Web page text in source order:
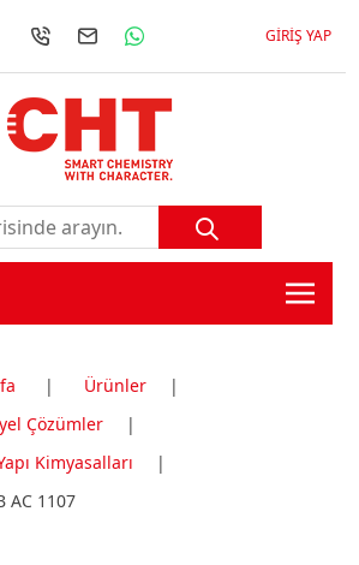
GIRIŞ YAP
| Ürünler
|
Çözümler
|
Kimyasalları
|
AC 1107